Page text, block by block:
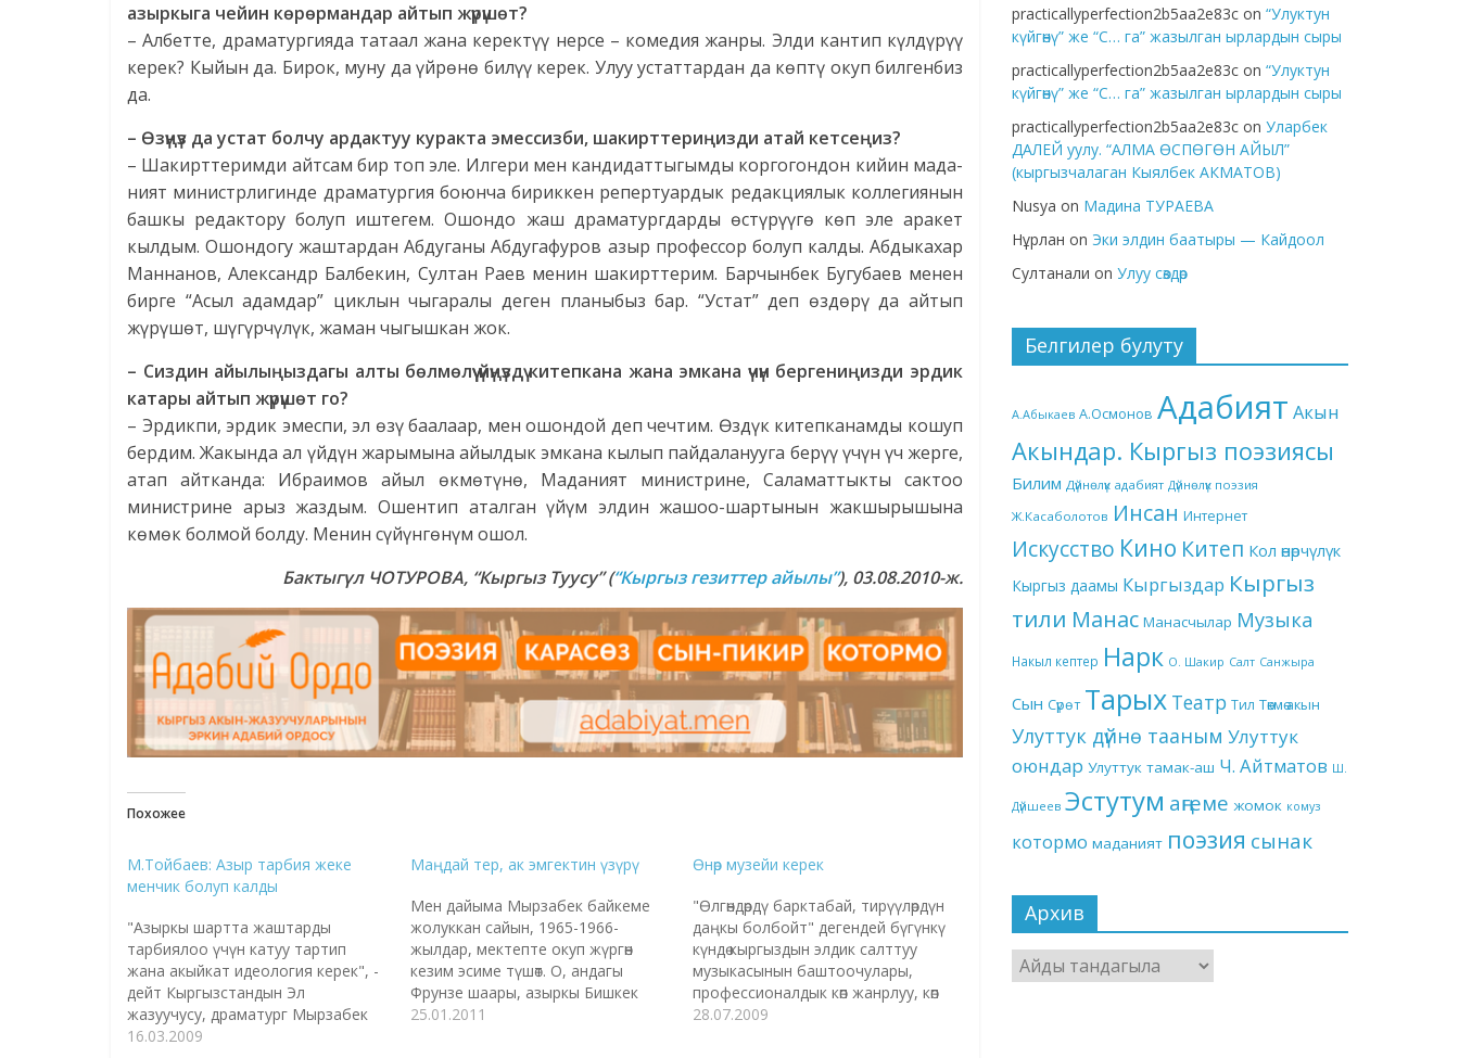
азыркыга чейин көрөрмандар айтып жүрүшөт?
– Албетте, драматургияда татаал жана керектүү нерсе – комедия жанры. Элди кантип күлдүрүү
керек? Кыйын да. Бирок, муну да үйрөнө билүү керек. Улуу устаттардан да көптү окуп билгенбиз
да.
– Өзүңүз да устат болчу ардактуу куракта эмессизби, шакирттериңизди атай кетсеңиз?
– Шакирттеримди айтсам бир топ эле. Илгери мен кандидаттыгымды коргогондон кийин мада-
ният министрлигинде драматургия боюнча бириккен репертуардык редакциялык коллегиянын
башкы редактору болуп иштегем. Ошондо жаш драматургдарды өстүрүүгө көп эле аракет
кылдым. Ошондогу жаштардан Абдуганы Абдугафуров азыр профессор болуп калды. Абдыкахар
Маннанов, Александр Балбекин, Султан Раев менин шакирттерим. Барчынбек Бугубаев менен
бирге “Асыл адамдар” циклын чыгаралы деген планыбыз бар. “Устат” деп өздөрү да айтып
жүрүшөт, шүгүрчүлүк, жаман чыгышкан жок.
– Сиздин айылыңыздагы алты бөлмөлүү үйүңүздү китепкана жана эмкана үчүн бергениңизди эрдик
катары айтып жүрүшөт го?
– Эрдикпи, эрдик эмеспи, эл өзү баалаар, мен ошондой деп чечтим. Өздүк китепканамды кошуп
бердим. Жакында ал үйдүн жарымына айылдык эмкана кылып пайдаланууга берүү үчүн үч жерге,
атап айтканда: Ибраимов айыл өкмөтүнө, Маданият министрине, Саламаттыкты сактоо
министрине арыз жаздым. Ошентип аталган үйүм элдин жашоо-шартынын жакшырышына
көмөк болмой болду. Менин сүйүнгөнүм ошол.
Бактыгүл ЧОТУРОВА, “Кыргыз Туусу”(“Кыргыз гезиттер айылы”), 03.08.2010-ж.
Похожее
М.Тойбаев: Азыр тарбия жеке
менчик болуп калды
"Азыркы шартта жаштарды
тарбиялоо үчүн катуу тартип
жана акыйкат идеология керек", -
дейт Кыргызстандын Эл
жазуучусу, драматург Мырзабек
Тойбаев "Азаттыкка" берген
16.03.2009
Маңдай тер, ак эмгектин үзүрү
Мен дайыма Мырзабек байкеме
жолуккан сайын, 1965-1966-
жылдар, мектепте окуп жүргөн
кезим эсиме түшөт. О, андагы
Фрунзе шаары, азыркы Бишкек
бөтөнчө жашыл, күнү-түнү жап-
25.01.2011
Өнөр музейи керек
"Өлгөндөрдү барктабай, тирүүлөрдүн
даңкы болбойт" дегендей бүгүнкү
күндө кыргыздын элдик салттуу
музыкасынын баштоочулары,
профессионалдык көп жанрлуу, көп
тармактуу театралдык, музыкалык
28.07.2009
practicallyperfection2b5aa2e83c on “Улуктун
күйгөнү” же “С… га” жазылган ырлардын сыры
practicallyperfection2b5aa2e83c on “Улуктун
күйгөнү” же “С… га” жазылган ырлардын сыры
practicallyperfection2b5aa2e83c on Уларбек
ДАЛЕЙ уулу. “АЛМА ӨСПӨГӨН АЙЫЛ”
(кыргызчалаган Кыялбек АКМАТОВ)
Nusya on Мадина ТУРАЕВА
Нұрлан on Эки элдин баатыры — Кайдоол
Султанали on Улуу сөздөр
Белгилер булуту
А.Абыкаев А.Осмонов Адабият Акын
Акындар. Кыргыз поэзиясы
Билим Дүйнөлүк адабият Дүйнөлүк поэзия
Ж.Касаболотов Инсан Интернет
Искусство Кино Китеп Кол өнөрчүлүк
Кыргыз даамы Кыргыздар Кыргыз
тили Манас Манасчылар Музыка
Накыл кептер Нарк О. Шакир Салт Санжыра
Сын Сүрөт Тарых Театр Тил Төкмө акын
Улуттук дүйнө тааным Улуттук
оюндар Улуттук тамак-аш Ч. Айтматов Ш.
Дүйшеев Эстутум аңгеме жомок комуз
котормо маданият поэзия сынак
Архив
Архив